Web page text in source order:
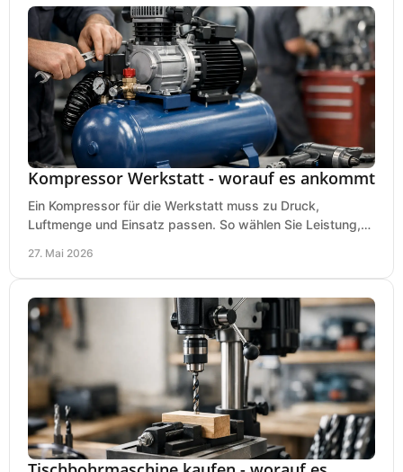
Kompressor Werkstatt - worauf es ankommt
Ein Kompressor für die Werkstatt muss zu Druck,
Luftmenge und Einsatz passen. So wählen Sie Leistung,
27. Mai 2026